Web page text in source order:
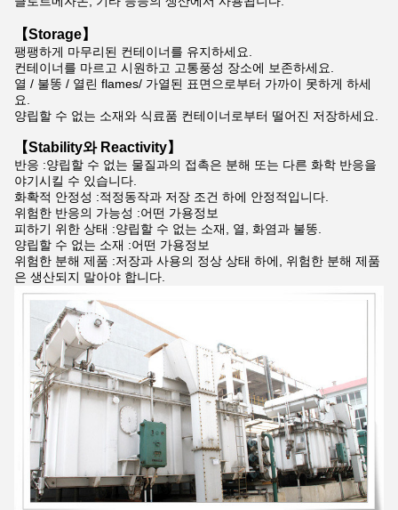
【Storage】
팽팽하게 마무리된 컨테이너를 유지하세요.
컨테이너를 마르고 시원하고 고통풍성 장소에 보존하세요.
열 / 불똥 / 열린 flames/ 가열된 표면으로부터 가까이 못하게 하세
요.
양립할 수 없는 소재와 식료품 컨테이너로부터 떨어진 저장하세요.
【Stability와 Reactivity】
반응 :양립할 수 없는 물질과의 접촉은 분해 또는 다른 화학 반응을
야기시킬 수 있습니다.
화확적 안정성 :적정동작과 저장 조건 하에 안정적입니다.
위험한 반응의 가능성 :어떤 가용정보
피하기 위한 상태 :양립할 수 없는 소재, 열, 화염과 불똥.
양립할 수 없는 소재 :어떤 가용정보
위험한 분해 제품 :저장과 사용의 정상 상태 하에, 위험한 분해 제품
은 생산되지 말아야 합니다.